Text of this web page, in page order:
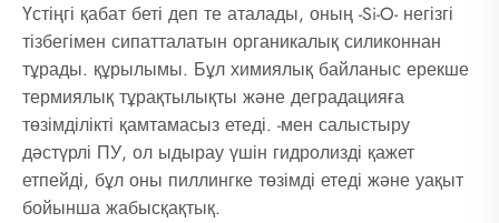
Үстіңгі қабат беті деп те аталады, оның -Si-O- негізгі
тізбегімен сипатталатын органикалық силиконнан
тұрады. құрылымы. Бұл химиялық байланыс ерекше
термиялық тұрақтылықты және деградацияға
төзімділікті қамтамасыз етеді. -мен салыстыру
дәстүрлі ПУ, ол ыдырау үшін гидролизді қажет
етпейді, бұл оны пиллингке төзімді етеді және уақыт
бойынша жабысқақтық.